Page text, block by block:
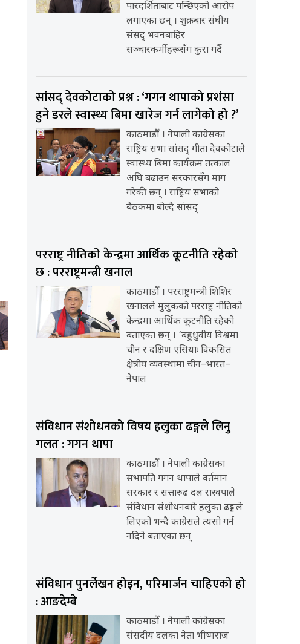
पारदर्शिताबाट पन्छिएको आरोप
लगाएका छन् । शुक्रबार संघीय
संसद् भवनबाहिर
सञ्चारकर्मीहरूसँग कुरा गर्दै
सांसद् देवकोटाको प्रश्न : ‘गगन थापाको प्रशंसा
हुने डरले स्वास्थ्य बिमा खारेज गर्न लागेको हो ?’
काठमाडौँ । नेपाली कांग्रेसका
राष्ट्रिय सभा सांसद् गीता देवकोटाले
स्वास्थ्य बिमा कार्यक्रम तत्काल
अघि बढाउन सरकारसँग माग
गरेकी छन् । राष्ट्रिय सभाको
बैठकमा बोल्दै सांसद्
परराष्ट्र नीतिको केन्द्रमा आर्थिक कूटनीति रहेको
छ : परराष्ट्रमन्त्री खनाल
काठमाडौँ । परराष्ट्रमन्त्री शिशिर
खनालले मुलुकको परराष्ट्र नीतिको
केन्द्रमा आर्थिक कूटनीति रहेको
बताएका छन् । ‘बहुध्रुवीय विश्वमा
चीन र दक्षिण एसियाः विकसित
क्षेत्रीय व्यवस्थामा चीन–भारत–
नेपाल
संविधान संशोधनको विषय हलुका ढङ्गले लिनु
गलत : गगन थापा
काठमाडौँ । नेपाली कांग्रेसका
सभापति गगन थापाले वर्तमान
सरकार र सत्तारुढ दल रास्वपाले
संविधान संशोधनबारे हलुका ढङ्गले
लिएको भन्दै कांग्रेसले त्यसो गर्न
नदिने बताएका छन्
संविधान पुनर्लेखन होइन, परिमार्जन चाहिएको हो
: आङदेम्बे
काठमाडौँ । नेपाली कांग्रेसका
संसदीय दलका नेता भीष्मराज